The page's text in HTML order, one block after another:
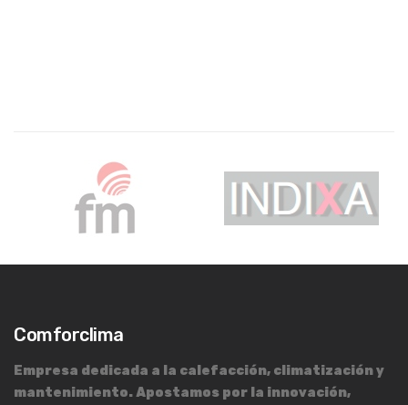
Comforclima
Empresa dedicada a la calefacción, climatización y
mantenimiento. Apostamos por la innovación,